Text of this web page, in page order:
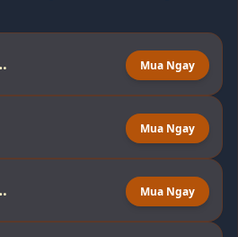
Mua Ngay
Mua Ngay
Club Mua Ngay